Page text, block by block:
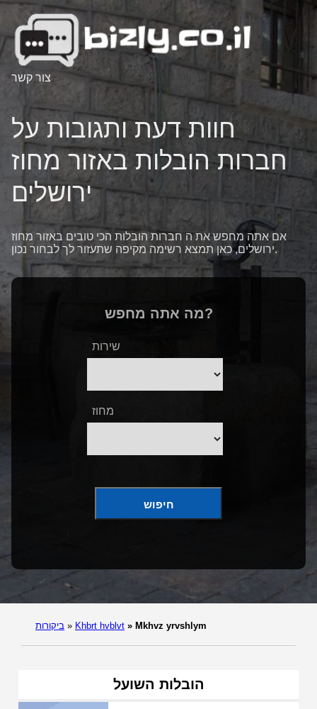
צור קשר
חוות דעת ותגובות על
חברות הובלות באזור מחוז
ירושלים
אם אתה מחפש את ה חברות הובלות הכי טובים באזור מחוז
ירושלים, כאן תמצא רשימה מקיפה שתעזור לך לבחור נכון.
מה אתה מחפש?
שירות
מחוז
חיפוש
ביקורות » Khbrt hvblvt » Mkhvz yrvshlym
הובלות השועל